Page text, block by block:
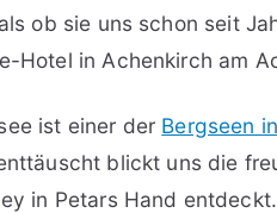
ob sie uns schon seit
Hotel in Achenkirch am
ist einer der Bergseen
blickt uns die
in Petars Hand entdeckt.